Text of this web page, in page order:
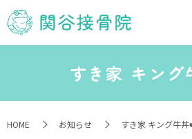
すき家 キング
HOME お知らせ すき家 キング牛丼